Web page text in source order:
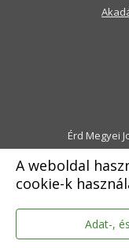
A weboldal
cookie-k
Adat-,
Érd Megyei
E-